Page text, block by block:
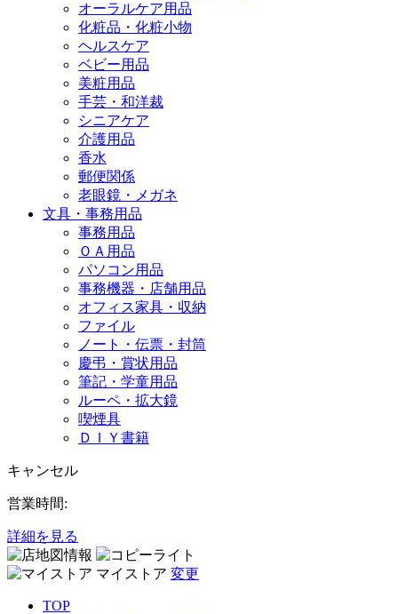
オーラルケア用品
化粧品・化粧小物
ヘルスケア
ベビー用品
美粧用品
手芸・和洋裁
シニアケア
介護用品
香水
郵便関係
老眼鏡・メガネ
文具・事務用品
事務用品
ＯＡ用品
パソコン用品
事務機器・店舗用品
オフィス家具・収納
ファイル
ノート・伝票・封筒
慶弔・賞状用品
筆記・学童用品
ルーペ・拡大鏡
喫煙具
ＤＩＹ書籍
キャンセル
営業時間:
詳細を見る
マイストア 変更
TOP